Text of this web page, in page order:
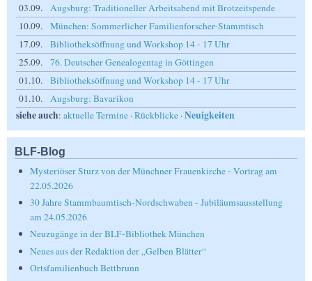
03.09.
Augsburg: Traditioneller Arbeitsabend mit Brotzeitspende
10.09.
München: Sommerlicher Familienforscher-Stammtisch
17.09.
Bibliotheksöffnung und Workshop 14 - 17 Uhr
25.09.
76. Deutscher Genealogentag in Göttingen
01.10.
Bibliotheksöffnung und Workshop 14 - 17 Uhr
01.10.
Augsburg: Bavarikon
siehe auch: aktuelle Termine ·Rückblicke ·Neuigkeiten
BLF-Blog
Mysteriöser Sturz von der Münchner Frauenkirche - Vortrag am
22.05.2026
30 Jahre Stammbaumtisch-Nordschwaben - Jubiläumsausstellung
am 24.05.2026
Neuzugänge in der BLF-Bibliothek München
Neues aus der Redaktion der „Gelben Blätter“
Ortsfamilienbuch Bettbrunn